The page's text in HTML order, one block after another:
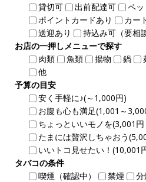
貸切可
出前配達可 ペ
ポイントカードあり
カー
送迎あり
持込み可（要相
お店の一押しメニューで探す
肉類
魚類 揚物 鍋
他
予算の目安
安く手軽に♪(～1,000円)
お腹も心も満足(1,001～
ちょっといいモノを(3,001
たまには贅沢しちゃおう
いいトコ見せたい！(10,001
タバコの条件
喫煙（確認中）
禁煙
分